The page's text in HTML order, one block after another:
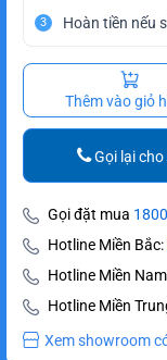
3 Hoàn tiền nếu
Thêm vào giỏ
Gọi lại
Gọi đặt mua
Hotline Miền Bắc:
Hotline Miền
Hotline Miền
Xem showroom